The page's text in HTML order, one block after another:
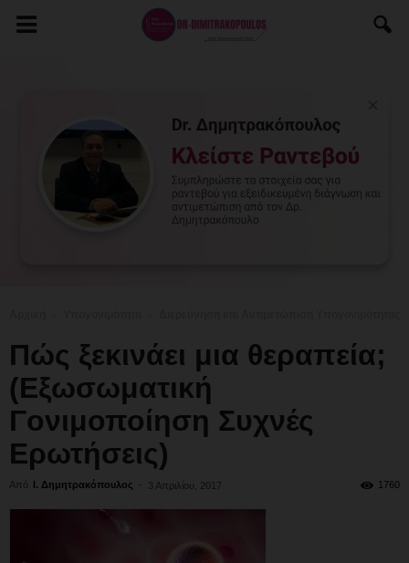
Πώς ξεκινάει μια θεραπεία;
(Εξωσωματική
Γονιμοποίηση Συχνές
Ερωτήσεις)
Από Ι. Δημητρακόπουλος - 3 Απριλίου, 2017 1760